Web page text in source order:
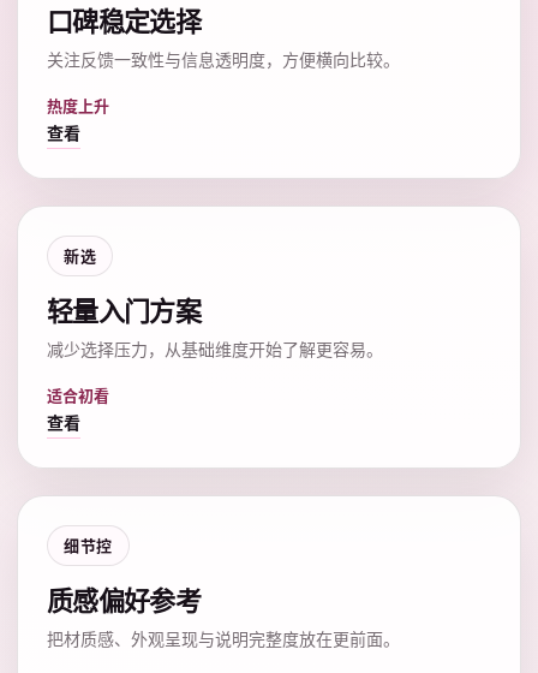
口碑稳定选择
关注反馈一致性与信息透明度，方便横向比较。
热度上升
查看
新选
轻量入门方案
减少选择压力，从基础维度开始了解更容易。
适合初看
查看
细节控
质感偏好参考
把材质感、外观呈现与说明完整度放在更前面。